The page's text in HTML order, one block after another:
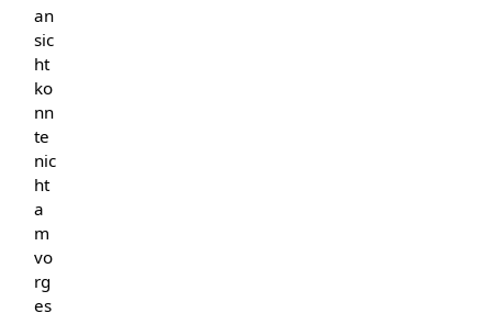
an
sic
ht
ko
nn
te
nic
ht
a
m
vo
rg
es